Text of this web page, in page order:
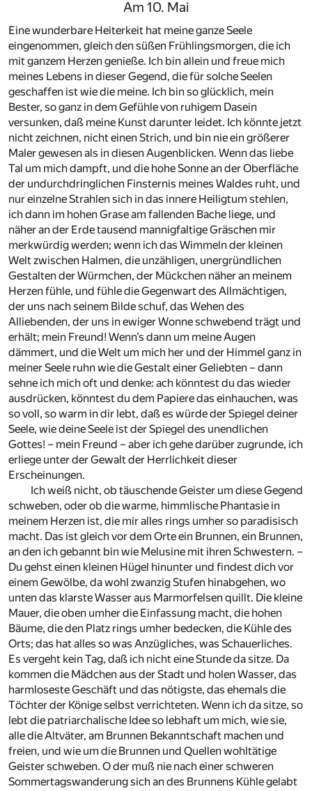
Am 10. Mai
Eine wunderbare Heiterkeit hat meine ganze Seele
eingenommen, gleich den süßen Frühlingsmorgen, die ich
mit ganzem Herzen genieße. Ich bin allein und freue mich
meines Lebens in dieser Gegend, die für solche Seelen
geschaffen ist wie die meine. Ich bin so glücklich, mein
Bester, so ganz in dem Gefühle von ruhigem Dasein
versunken, daß meine Kunst darunter leidet. Ich könnte jetzt
nicht zeichnen, nicht einen Strich, und bin nie ein größerer
Maler gewesen als in diesen Augenblicken. Wenn das liebe
Tal um mich dampft, und die hohe Sonne an der Oberfläche
der undurchdringlichen Finsternis meines Waldes ruht, und
nur einzelne Strahlen sich in das innere Heiligtum stehlen,
ich dann im hohen Grase am fallenden Bache liege, und
näher an der Erde tausend mannigfaltige Gräschen mir
merkwürdig werden; wenn ich das Wimmeln der kleinen
Welt zwischen Halmen, die unzähligen, unergründlichen
Gestalten der Würmchen, der Mückchen näher an meinem
Herzen fühle, und fühle die Gegenwart des Allmächtigen,
der uns nach seinem Bilde schuf, das Wehen des
Alliebenden, der uns in ewiger Wonne schwebend trägt und
erhält; mein Freund! Wenn’s dann um meine Augen
dämmert, und die Welt um mich her und der Himmel ganz in
meiner Seele ruhn wie die Gestalt einer Geliebten – dann
sehne ich mich oft und denke: ach könntest du das wieder
ausdrücken, könntest du dem Papiere das einhauchen, was
so voll, so warm in dir lebt, daß es würde der Spiegel deiner
Seele, wie deine Seele ist der Spiegel des unendlichen
Gottes! – mein Freund – aber ich gehe darüber zugrunde, ich
erliege unter der Gewalt der Herrlichkeit dieser
Erscheinungen.
Ich weiß nicht, ob täuschende Geister um diese Gegend
schweben, oder ob die warme, himmlische Phantasie in
meinem Herzen ist, die mir alles rings umher so paradisisch
macht. Das ist gleich vor dem Orte ein Brunnen, ein Brunnen,
an den ich gebannt bin wie Melusine mit ihren Schwestern. –
Du gehst einen kleinen Hügel hinunter und findest dich vor
einem Gewölbe, da wohl zwanzig Stufen hinabgehen, wo
unten das klarste Wasser aus Marmorfelsen quillt. Die kleine
Mauer, die oben umher die Einfassung macht, die hohen
Bäume, die den Platz rings umher bedecken, die Kühle des
Orts; das hat alles so was Anzügliches, was Schauerliches.
Es vergeht kein Tag, daß ich nicht eine Stunde da sitze. Da
kommen die Mädchen aus der Stadt und holen Wasser, das
harmloseste Geschäft und das nötigste, das ehemals die
Töchter der Könige selbst verrichteten. Wenn ich da sitze, so
lebt die patriarchalische Idee so lebhaft um mich, wie sie,
alle die Altväter, am Brunnen Bekanntschaft machen und
freien, und wie um die Brunnen und Quellen wohltätige
Geister schweben. O der muß nie nach einer schweren
Sommertagswanderung sich an des Brunnens Kühle gelabt